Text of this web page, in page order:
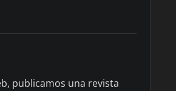
publicamos una revista